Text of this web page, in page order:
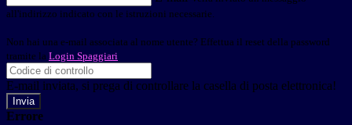
all'indirizzo indicato con le istruzioni necessarie.
Non hai una e-mail associata al nome utente? Effettua il reset della password
tramite la Login Spaggiari
E-mail inviata, si prega di controllare la casella di posta elettronica!
Errore